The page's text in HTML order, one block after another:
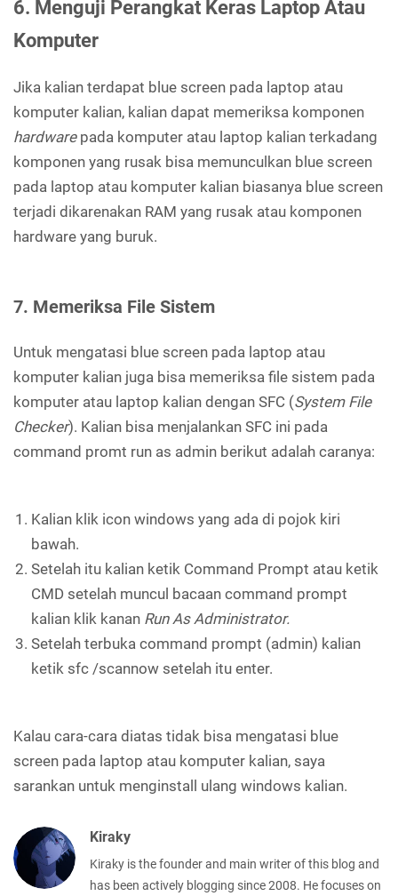
6. Menguji Perangkat Keras Laptop Atau
Komputer
Jika kalian terdapat blue screen pada laptop atau
komputer kalian, kalian dapat memeriksa komponen
hardwarepada komputer atau laptop kalian terkadang
komponen yang rusak bisa memunculkan blue screen
pada laptop atau komputer kalian biasanya blue screen
terjadi dikarenakan RAM yang rusak atau komponen
hardware yang buruk.
7. Memeriksa File Sistem
Untuk mengatasi blue screen pada laptop atau
komputer kalian juga bisa memeriksa file sistem pada
komputer atau laptop kalian dengan SFC (System File
Checker). Kalian bisa menjalankan SFC ini pada
command promt run as admin berikut adalah caranya:
Kalian klik icon windows yang ada di pojok kiri
bawah.
Setelah itu kalian ketik Command Prompt atau ketik
CMD setelah muncul bacaan command prompt
kalian klik kanan Run As Administrator.
Setelah terbuka command prompt (admin) kalian
ketik sfc /scannow setelah itu enter.
Kalau cara-cara diatas tidak bisa mengatasi blue
screen pada laptop atau komputer kalian, saya
sarankan untuk menginstall ulang windows kalian.
Kiraky
Kiraky is the founder and main writer of this blog and
has been actively blogging since 2008. He focuses on